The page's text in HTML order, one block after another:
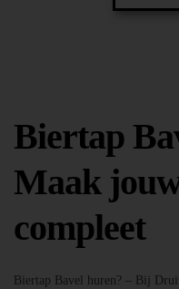
Biertap
Maak
compleet
Biertap Bavel huren? – Bij